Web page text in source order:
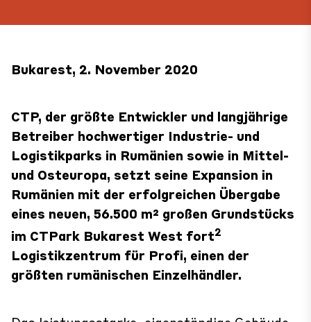
Bukarest, 2. November 2020
CTP, der größte Entwickler und langjährige
Betreiber hochwertiger Industrie- und
Logistikparks in Rumänien sowie in Mittel-
und Osteuropa, setzt seine Expansion in
Rumänien mit der erfolgreichen Übergabe
eines neuen, 56.500 m² großen Grundstücks
im CTPark Bukarest West fort2
Logistikzentrum für Profi, einen der
größten rumänischen Einzelhändler.